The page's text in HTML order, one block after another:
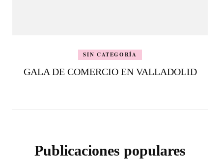
SIN CATEGORÍA
GALA DE COMERCIO EN VALLADOLID
Publicaciones populares